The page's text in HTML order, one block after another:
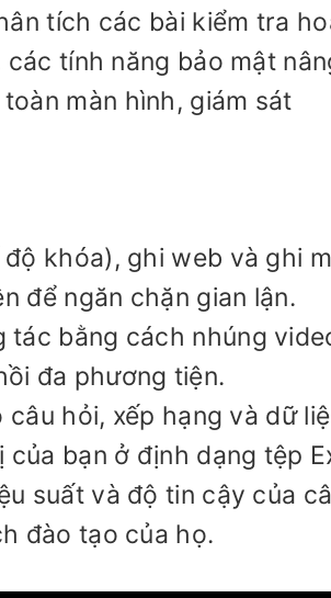
tích các bài kiểm tra
tính năng bảo mật
màn hình, giám sát
khóa), ghi web và ghi
để ngăn chặn gian lận.
bằng cách nhúng
đa phương tiện.
hỏi, xếp hạng và dữ
bạn ở định dạng tệp
suất và độ tin cậy của
đào tạo của họ.